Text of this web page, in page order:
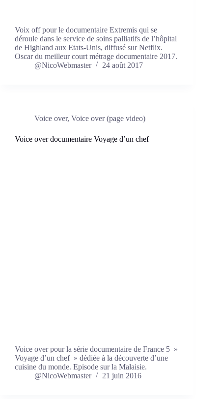
Voix off pour le documentaire Extremis qui se
déroule dans le service de soins palliatifs de l’hôpital
de Highland aux Etats-Unis, diffusé sur Netflix.
Oscar du meilleur court métrage documentaire 2017.
@NicoWebmaster
24 août 2017
Voice over, Voice over (page video)
Voice over documentaire Voyage d’un chef
Voice over pour la série documentaire de France 5 »
Voyage d’un chef » dédiée à la découverte d’une
cuisine du monde. Episode sur la Malaisie.
@NicoWebmaster
21 juin 2016